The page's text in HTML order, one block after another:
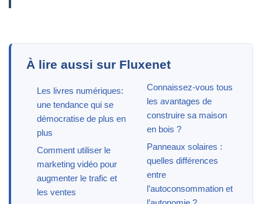
À lire aussi sur Fluxenet
Les livres numériques:
une tendance qui se
démocratise de plus en
plus
Comment utiliser le
marketing vidéo pour
augmenter le trafic et
les ventes
Connaissez-vous tous
les avantages de
construire sa maison
en bois ?
Panneaux solaires :
quelles différences
entre
l’autoconsommation et